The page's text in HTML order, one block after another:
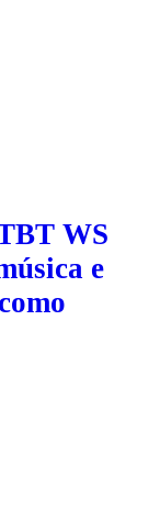
WS
e